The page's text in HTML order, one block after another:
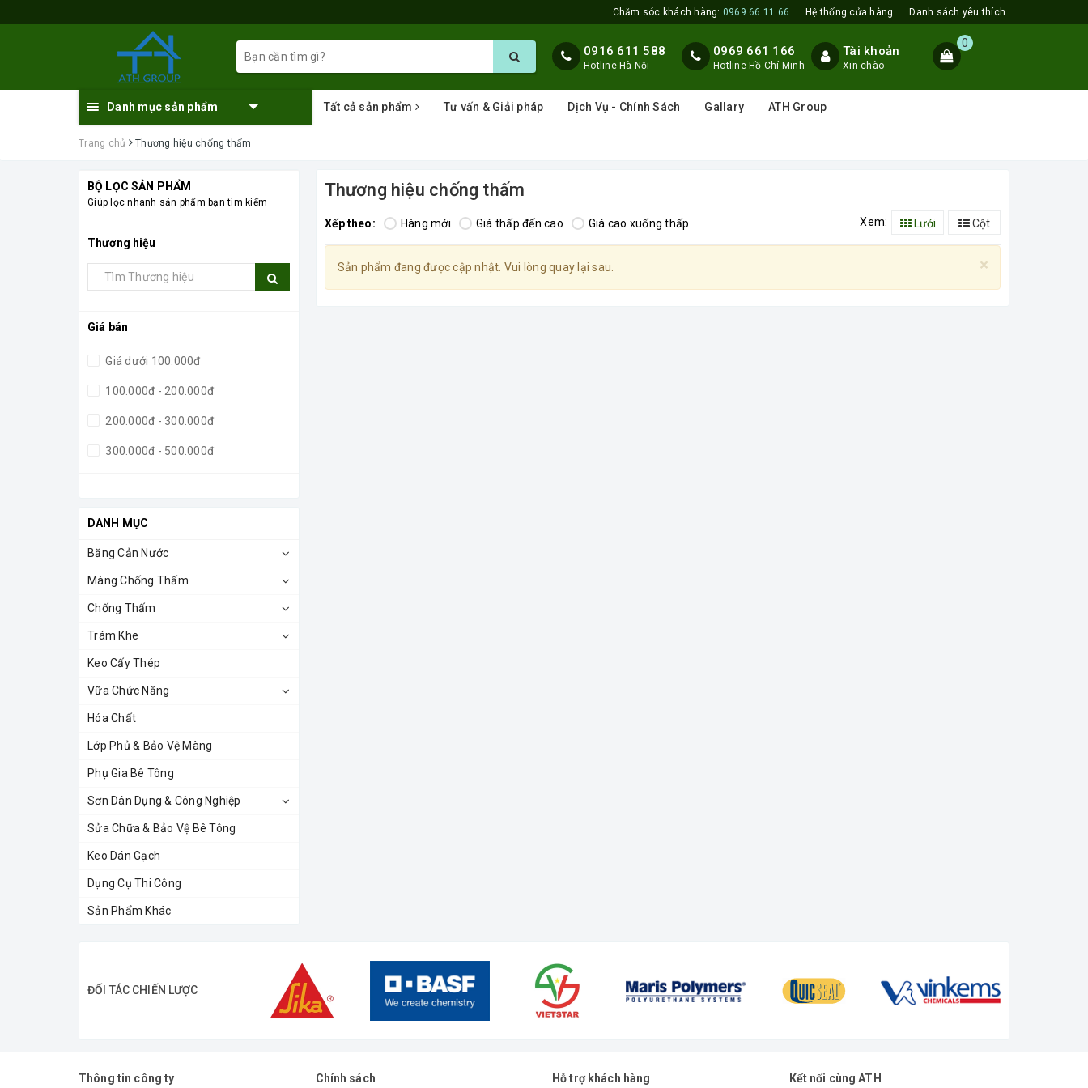
Chăm sóc khách hàng: 0969.66.11.66 Hệ thống cửa hàng Danh sách yêu thích
0916 611 588
Hotline Hà Nội
0969 661 166
Hotline Hồ Chí Minh
Tài khoản
Xin chào
0
Danh mục sản phẩm Tất cả sản phẩm Tư vấn & Giải pháp Dịch Vụ - Chính Sách Gallary ATH Group
Trang chủ Thương hiệu chống thấm
BỘ LỌC SẢN PHẨM
Giúp lọc nhanh sản phẩm bạn tìm kiếm
Thương hiệu
Giá bán
Giá dưới 100.000đ
100.000đ - 200.000đ
200.000đ - 300.000đ
300.000đ - 500.000đ
DANH MỤC
Băng Cản Nước
Màng Chống Thấm
Chống Thấm
Trám Khe
Keo Cấy Thép
Vữa Chức Năng
Hóa Chất
Lớp Phủ & Bảo Vệ Màng
Phụ Gia Bê Tông
Sơn Dân Dụng & Công Nghiệp
Sửa Chữa & Bảo Vệ Bê Tông
Keo Dán Gạch
Dụng Cụ Thi Công
Sản Phẩm Khác
Thương hiệu chống thấm
Xếp theo: Hàng mới Giá thấp đến cao Giá cao xuống thấp Xem: Lưới Cột
×
Sản phẩm đang được cập nhật. Vui lòng quay lại sau.
ĐỐI TÁC CHIẾN LƯỢC
Thông tin công ty Chính sách Hỗ trợ khách hàng Kết nối cùng ATH